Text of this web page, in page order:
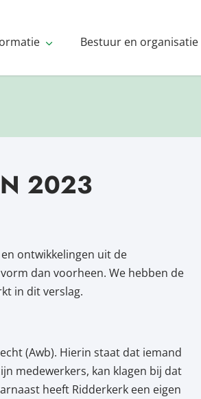
Bestuur en organisatie
2023
ontwikkelingen uit de
dan voorheen. We hebben de
in dit verslag.
(Awb). Hierin staat dat iemand
medewerkers, kan klagen bij dat
heeft Ridderkerk een eigen